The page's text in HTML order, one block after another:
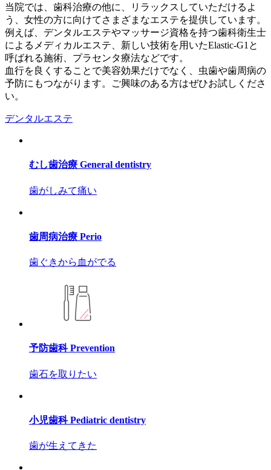
当院では、歯科治療の他に、リラックスしていただけるよ
う、女性の方に向けてさまざまなエステを提供しています。
例えば、デンタルエステやマッサージ資格を持つ歯科衛生士
によるメディカルエステ、新しい技術を用いたElastic-G1と
呼ばれる施術、プラセンタ療法などです。
血行を良くすることで美容効果だけでなく、虫歯や歯周病の
予防にもつながります。ご興味のある方はぜひお試しくださ
い。
デンタルエステ
むし歯治療 General dentistry
歯がしみて痛い
歯周病治療 Perio
歯ぐきから血がでる
予防歯科 Prevention
歯石を取りたい
小児歯科 Pediatric dentistry
歯が生えてきた